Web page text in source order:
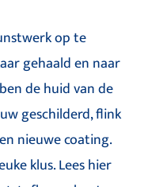
op te
gehaald en naar
de huid van de
geschilderd, flink
nieuwe coating.
klus. Lees hier